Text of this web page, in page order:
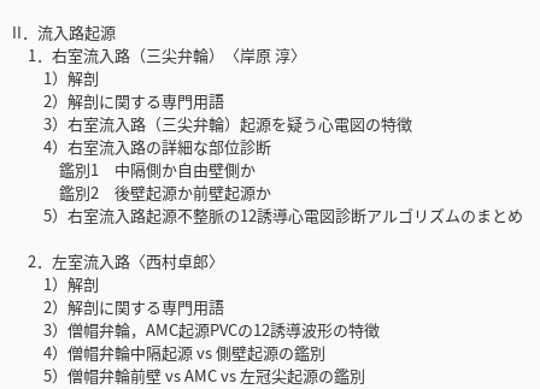
II．流入路起源
1．右室流入路（三尖弁輪）〈岸原 淳〉
1）解剖
2）解剖に関する専門用語
3）右室流入路（三尖弁輪）起源を疑う心電図の特徴
4）右室流入路の詳細な部位診断
鑑別1 中隔側か自由壁側か
鑑別2 後壁起源か前壁起源か
5）右室流入路起源不整脈の12誘導心電図診断アルゴリズムのまとめ
2．左室流入路〈西村卓郎〉
1）解剖
2）解剖に関する専門用語
3）僧帽弁輪，AMC起源PVCの12誘導波形の特徴
4）僧帽弁輪中隔起源 vs 側壁起源の鑑別
5）僧帽弁輪前壁 vs AMC vs 左冠尖起源の鑑別